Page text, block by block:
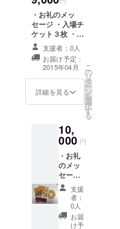
ゴん」
スト
ラップ
１個引
換券
・お礼のメッ
セージ ・入場チ
ケット３枚 ・
DVDエンドロー
ルへ支援者とし
て名入れ ・パン
フレットへ支援
者として名入れ
支援者：0人
お届け予定：
2015年04月
詳細を見る
こ
の
リ
タ
ー
ン
を
選
択
す
る
10,
000 円
・お礼
のメッ
セージ
・DVD
エンド
ロール
へ支援
者とし
支援
者：
0人
お届
け予